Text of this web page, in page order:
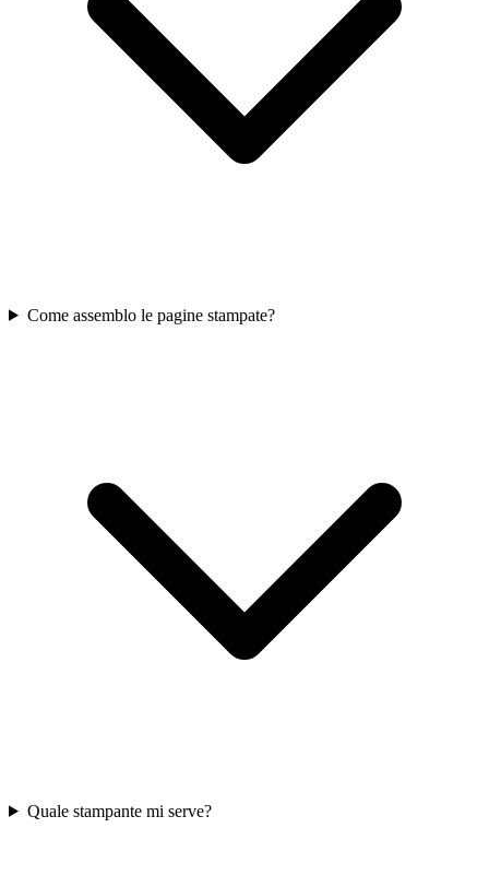
Come assemblo le pagine stampate?
Quale stampante mi serve?